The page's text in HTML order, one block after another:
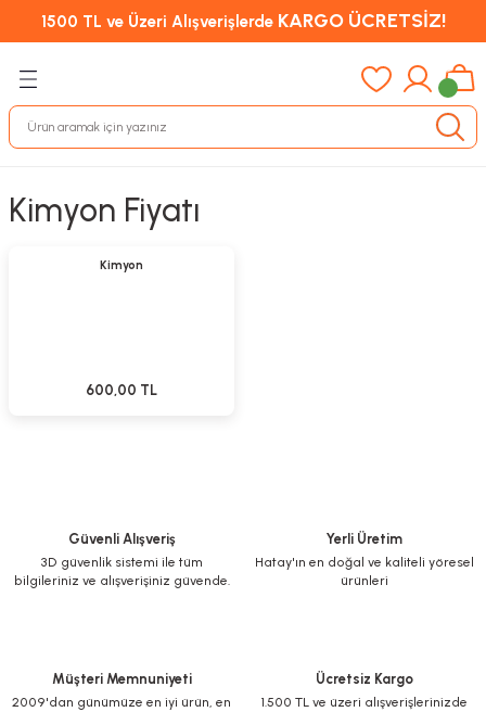
1500 TL ve Üzeri Alışverişlerde KARGO ÜCRETSİZ!
Kimyon Fiyatı
Sepete Ekle
Kimyon
600,00 TL
Güvenli Alışveriş
3D güvenlik sistemi ile tüm
bilgileriniz ve alışverişiniz güvende.
Yerli Üretim
Hatay'ın en doğal ve kaliteli yöresel
ürünleri
Müşteri Memnuniyeti
2009'dan günümüze en iyi ürün, en
Ücretsiz Kargo
1.500 TL ve üzeri alışverişlerinizde